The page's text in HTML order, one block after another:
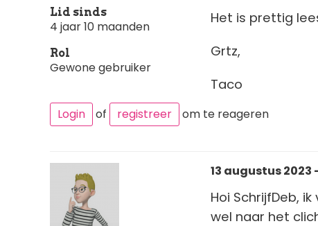
Lid sinds
4 jaar 10 maanden
Rol
Gewone gebruiker
Het is prettig
Grtz,
Taco
Login of registreer om te reageren
13 augustus 2023
Hoi SchrijfDeb,
wel naar het